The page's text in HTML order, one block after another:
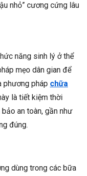
nhỏ” cương cứng lâu
năng sinh lý ở thể
mẹo dân gian để
phương pháp chữa
là tiết kiệm thời
an toàn, gần như
đúng.
dùng trong các bữa